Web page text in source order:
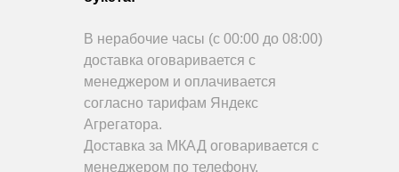
В нерабочие часы (с 00:00 до 08:00)
доставка оговаривается с
менеджером и оплачивается
согласно тарифам Яндекс
Агрегатора.
Доставка за МКАД оговаривается с
менеджером по телефону.